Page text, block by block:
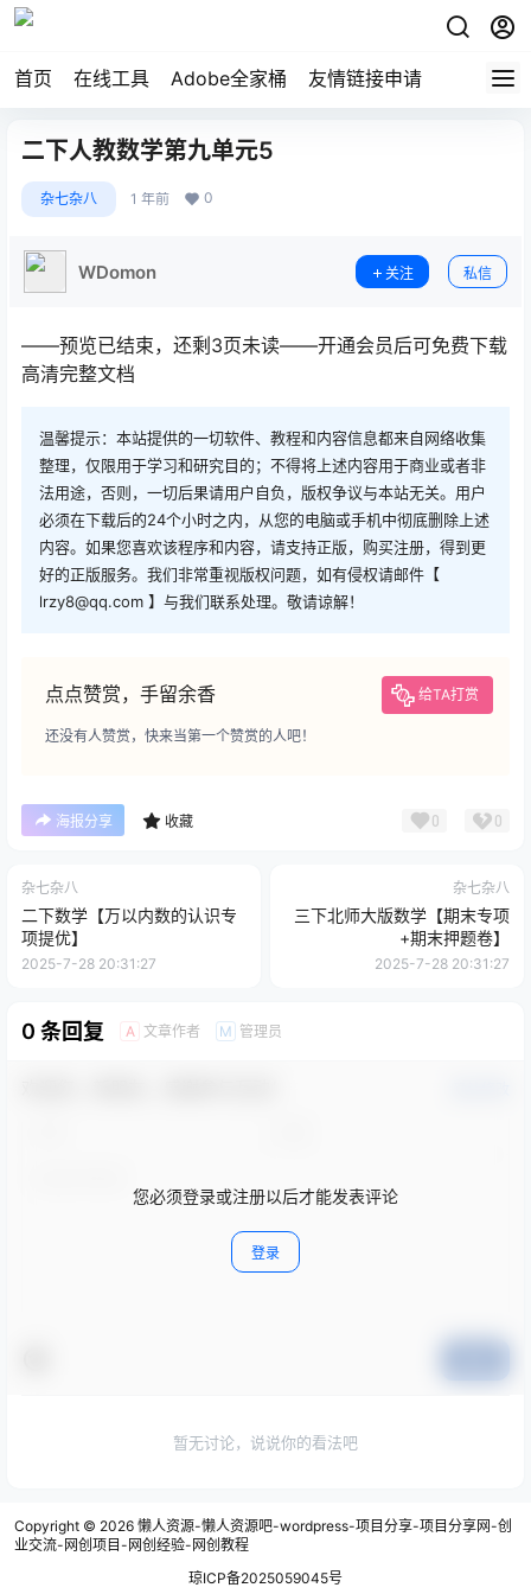
首页 在线工具 Adobe全家桶 友情链接申请
二下人教数学第九单元5
杂七杂八 1 年前 0
WDomon 关注 私信
——预览已结束，还剩3页未读——开通会员后可免费下载
高清完整文档
温馨提示：本站提供的一切软件、教程和内容信息都来自网络收集
整理，仅限用于学习和研究目的；不得将上述内容用于商业或者非
法用途，否则，一切后果请用户自负，版权争议与本站无关。用户
必须在下载后的24个小时之内，从您的电脑或手机中彻底删除上述
内容。如果您喜欢该程序和内容，请支持正版，购买注册，得到更
好的正版服务。我们非常重视版权问题，如有侵权请邮件【
lrzy8@qq.com 】与我们联系处理。敬请谅解！
点点赞赏，手留余香 给TA打赏
还没有人赞赏，快来当第一个赞赏的人吧！
海报分享 收藏 0 0
杂七杂八
二下数学【万以内数的认识专
项提优】
2025-7-28 20:31:27
杂七杂八
三下北师大版数学【期末专项
+期末押题卷】
2025-7-28 20:31:27
0 条回复 A 文章作者 M 管理员
您必须登录或注册以后才能发表评论
登录
暂无讨论，说说你的看法吧
Copyright © 2026 懒人资源-懒人资源吧-wordpress-项目分享-项目分享网-创
业交流-网创项目-网创经验-网创教程
琼ICP备2025059045号